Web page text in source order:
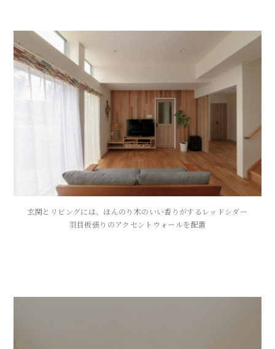
玄関とリビングには、ほんのり木のいい香りがするレッドシダー
羽目板張りのアクセントウォールを配置